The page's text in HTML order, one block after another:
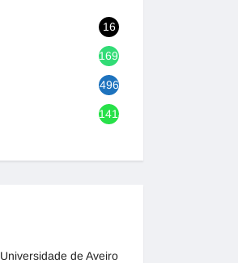
16
1692
496
1418
Universidade de Aveiro